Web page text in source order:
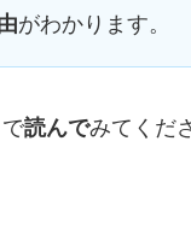
がわかります。
読んでみてくだ